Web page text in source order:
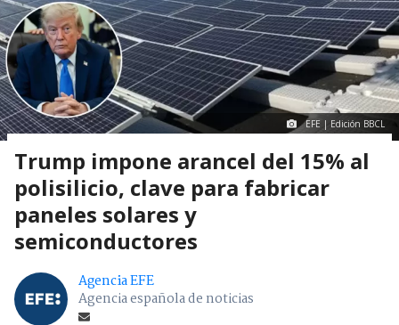
EFE | Edición BBCL
Trump impone arancel del 15% al
polisilicio, clave para fabricar
paneles solares y
semiconductores
Agencia EFE
Agencia española de noticias